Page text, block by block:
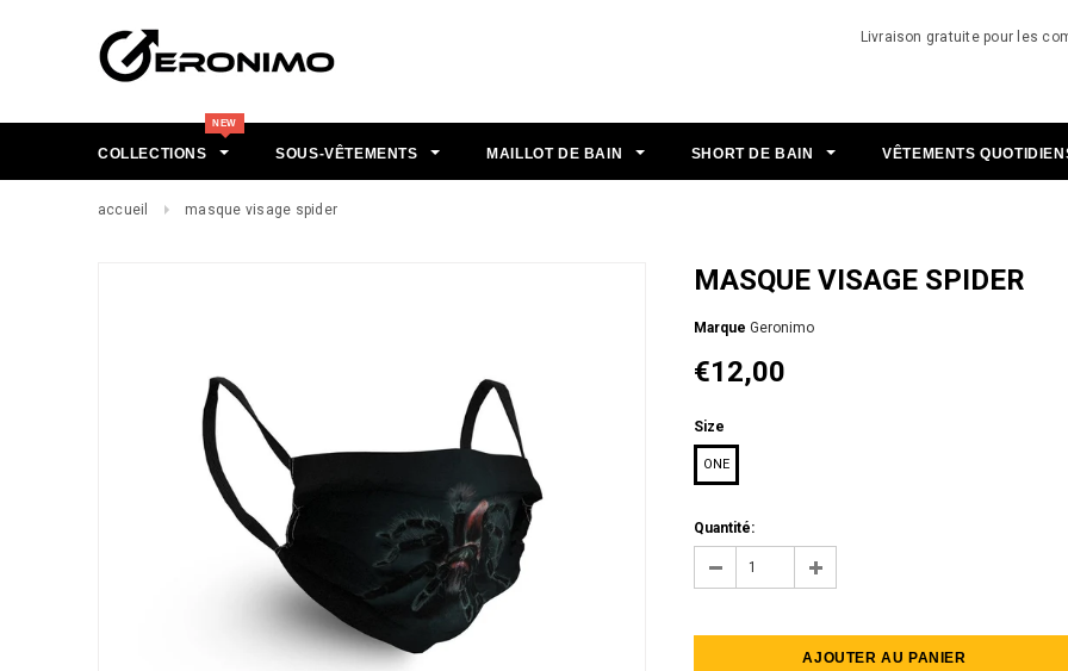
Livraison gratuite pour les
COLLECTIONS SOUS-VÊTEMENTS MAILLOT DE BAIN SHORT DE BAIN VÊTEMENTS
accueil masque visage spider
MASQUE VISAGE SPIDER
Мarque Geronimo
€12,00
Size
ONE
Quantité: